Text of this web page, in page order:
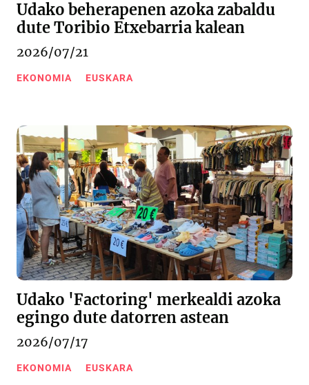
Udako beherapenen azoka zabaldu
dute Toribio Etxebarria kalean
2026/07/21
EKONOMIA EUSKARA
Udako 'Factoring' merkealdi azoka
egingo dute datorren astean
2026/07/17
EKONOMIA EUSKARA